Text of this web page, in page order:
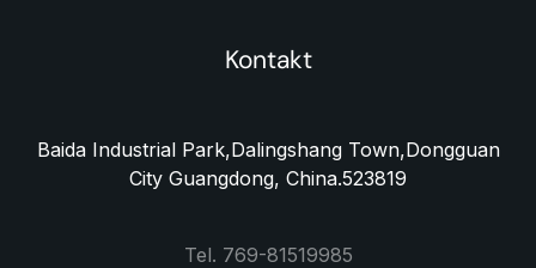
Kontakt
Baida Industrial Park,Dalingshang Town,Dongguan
City Guangdong, China.523819
Tel. 769-81519985